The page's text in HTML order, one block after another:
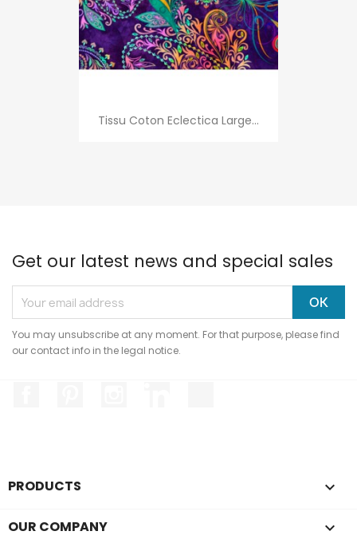
Tissu Coton Eclectica Large...
Get our latest news and special sales
You may unsubscribe at any moment. For that purpose, please find
our contact info in the legal notice.
PRODUCTS 
OUR COMPANY 
this site interests you before bothering
Is that okay with you?